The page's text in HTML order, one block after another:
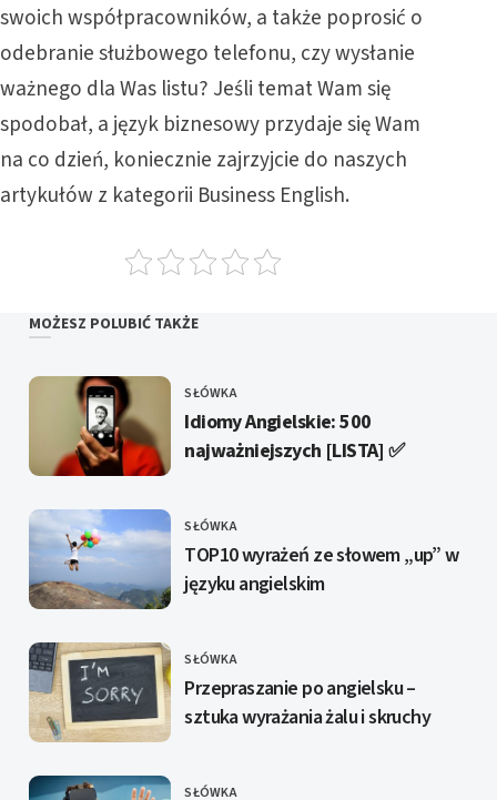
swoich współpracowników, a także poprosić o
odebranie służbowego telefonu, czy wysłanie
ważnego dla Was listu? Jeśli temat Wam się
spodobał, a język biznesowy przydaje się Wam
na co dzień, koniecznie zajrzyjcie do naszych
artykułów z kategorii Business English.
MOŻESZ POLUBIĆ TAKŻE
KATEGORIE
SŁÓWKA
Idiomy Angielskie: 500
najważniejszych [LISTA] ✅️
KATEGORIE
SŁÓWKA
TOP10 wyrażeń ze słowem „up” w
języku angielskim
KATEGORIE
SŁÓWKA
Przepraszanie po angielsku –
sztuka wyrażania żalu i skruchy
SŁÓWKA